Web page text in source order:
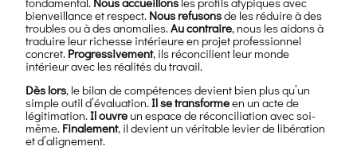
bienveillance et respect. Nous refusonsde les réduire à des
troubles ou à des anomalies.Au contraire, nous les aidons à
traduire leur richesse intérieure en projet professionnel
concret. Progressivement, ils réconcilient leur monde
intérieur avec les réalités du travail.
Dès lors, le bilan de compétences devient bien plus qu’un
simple outil d’évaluation.Il se transformeen un acte de
légitimation.Il ouvre un espace de réconciliation avec soi-
même. Finalement, il devient un véritable levier de libération
et d’alignement.